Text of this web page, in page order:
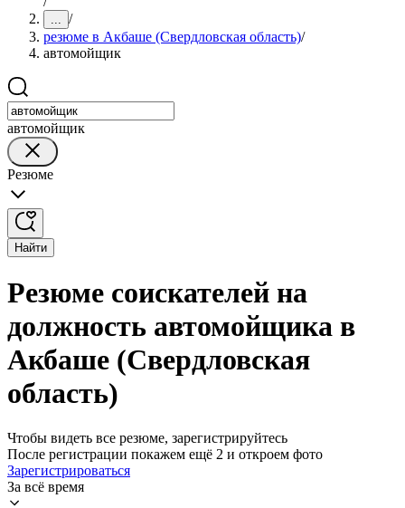
... /
резюме в Акбаше (Свердловская область)/
автомойщик
автомойщик
Резюме
Найти
Резюме соискателей на
должность автомойщика в
Акбаше (Свердловская
область)
Чтобы видеть все резюме, зарегистрируйтесь
После регистрации покажем ещё 2 и откроем фото
Зарегистрироваться
За всё время